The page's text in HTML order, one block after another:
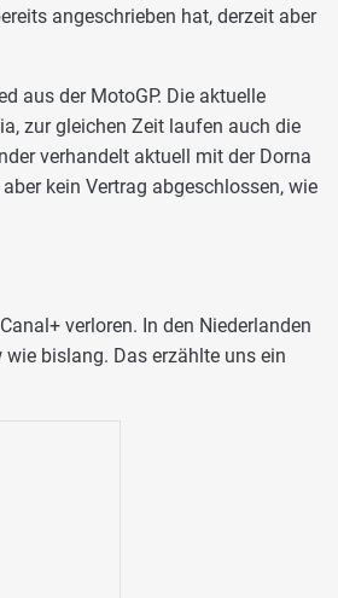
angeschrieben hat, derzeit aber
aus der MotoGP. Die aktuelle
zur gleichen Zeit laufen auch die
verhandelt aktuell mit der Dorna
kein Vertrag abgeschlossen, wie
verloren. In den Niederlanden
bislang. Das erzählte uns ein